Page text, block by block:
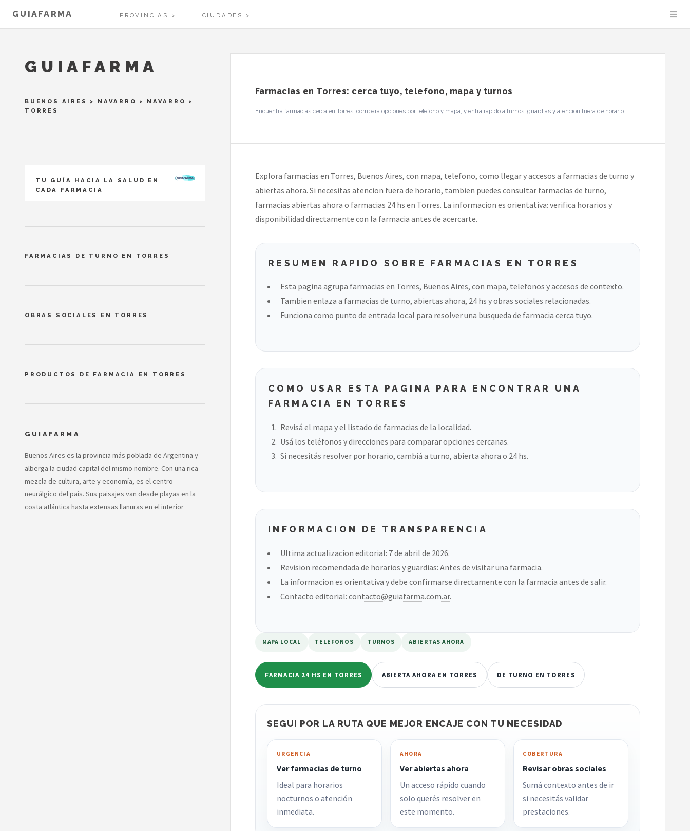
GUIAFARMA PROVINCIAS CIUDADES
Farmacias en Torres: cerca tuyo, telefono, mapa y turnos
Encuentra farmacias cerca en Torres, compara opciones por telefono y mapa, y entra rapido a turnos, guardias y atencion fuera de horario.
Explora farmacias en Torres, Buenos Aires, con mapa, telefono, como llegar y accesos a farmacias de turno y
abiertas ahora. Si necesitas atencion fuera de horario, tambien puedes consultar farmacias de turno,
farmacias abiertas ahora o farmacias 24 hs en Torres. La informacion es orientativa: verifica horarios y
disponibilidad directamente con la farmacia antes de acercarte.
RESUMEN RAPIDO SOBRE FARMACIAS EN TORRES
Esta pagina agrupa farmacias en Torres, Buenos Aires, con mapa, telefonos y accesos de contexto.
Tambien enlaza a farmacias de turno, abiertas ahora, 24 hs y obras sociales relacionadas.
Funciona como punto de entrada local para resolver una busqueda de farmacia cerca tuyo.
COMO USAR ESTA PAGINA PARA ENCONTRAR UNA
FARMACIA EN TORRES
Revisá el mapa y el listado de farmacias de la localidad.
Usá los teléfonos y direcciones para comparar opciones cercanas.
Si necesitás resolver por horario, cambiá a turno, abierta ahora o 24 hs.
INFORMACION DE TRANSPARENCIA
Ultima actualizacion editorial: 7 de abril de 2026.
Revision recomendada de horarios y guardias: Antes de visitar una farmacia.
La informacion es orientativa y debe confirmarse directamente con la farmacia antes de salir.
Contacto editorial: contacto@guiafarma.com.ar.
MAPA LOCAL TELEFONOS TURNOS ABIERTAS AHORA
FARMACIA 24 HS EN TORRES ABIERTA AHORA EN TORRES DE TURNO EN TORRES
SEGUI POR LA RUTA QUE MEJOR ENCAJE CON TU NECESIDAD
URGENCIA
Ver farmacias de turno
Ideal para horarios
nocturnos o atención
inmediata.
AHORA
Ver abiertas ahora
Un acceso rápido cuando
solo querés resolver en
este momento.
COBERTURA
Revisar obras sociales
Sumá contexto antes de ir
si necesitás validar
prestaciones.
GUIAFARMA
BUENOS AIRES > NAVARRO > NAVARRO
>
TORRES
TU GUÍA HACIA LA SALUD EN
CADA FARMACIA
FARMACIAS DE TURNO EN TORRES
OBRAS SOCIALES EN TORRES
PRODUCTOS DE FARMACIA EN TORRES
GUIAFARMA
Buenos Aires es la provincia más poblada de Argentina y
alberga la ciudad capital del mismo nombre. Con una rica
mezcla de cultura, arte y economía, es el centro
neurálgico del país. Sus paisajes van desde playas en la
costa atlántica hasta extensas llanuras en el interior